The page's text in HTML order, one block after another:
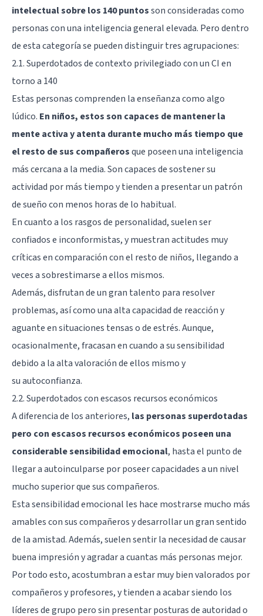
intelectual sobre los 140 puntosson consideradas como
personas con una inteligencia general elevada. Pero dentro
de esta categoría se pueden distinguir tres agrupaciones:
2.1. Superdotados de contexto privilegiado con un CI en
torno a 140
Estas personas comprenden la enseñanza como algo
lúdico. En niños, estos son capaces de mantener la
mente activa y atenta durante mucho más tiempo que
el resto de sus compañerosque poseen una inteligencia
más cercana a la media. Son capaces de sostener su
actividad por más tiempo y tienden a presentar un patrón
de sueño con menos horas de lo habitual.
En cuanto a los rasgos de personalidad, suelen ser
confiados e inconformistas, y muestran actitudes muy
críticas en comparación con el resto de niños, llegando a
veces a sobrestimarse a ellos mismos.
Además, disfrutan de un gran talento para resolver
problemas, así como una alta capacidad de reacción y
aguante en situaciones tensas o de estrés. Aunque,
ocasionalmente, fracasan en cuando a su sensibilidad
debido a la alta valoración de ellos mismo y
suautoconfianza.
2.2. Superdotados con escasos recursos económicos
A diferencia de los anteriores, las personas superdotadas
pero con escasos recursos económicos poseen una
considerable sensibilidad emocional, hasta el punto de
llegar a autoinculparse por poseer capacidades a un nivel
mucho superior que sus compañeros.
Esta sensibilidad emocional les hace mostrarse mucho más
amables con sus compañeros y desarrollar un gran sentido
de la amistad. Además, suelen sentir la necesidad de causar
buena impresión y agradar a cuantas más personas mejor.
Por todo esto, acostumbran a estar muy bien valorados por
compañeros y profesores, y tienden a acabar siendo los
líderes de grupo pero sin presentar posturas de autoridad o